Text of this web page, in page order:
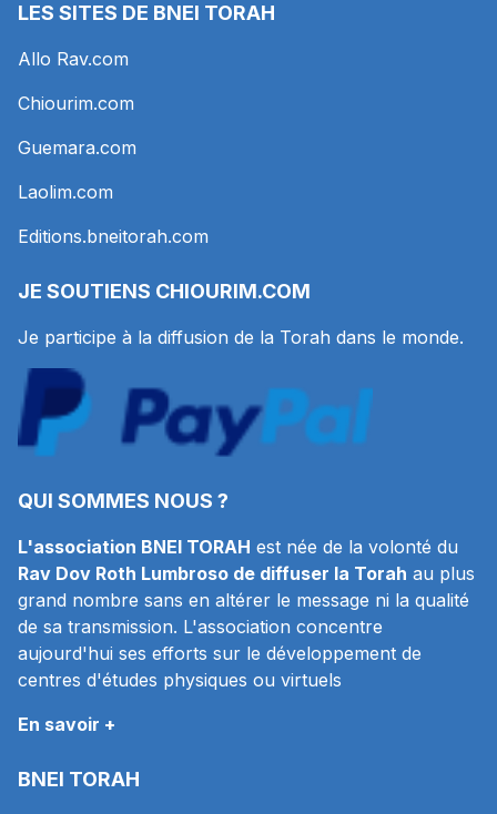
LES SITES DE BNEI TORAH
Allo Rav.com
Chiourim.com
Guemara.com
Laolim.com
Editions.bneitorah.com
JE SOUTIENS CHIOURIM.COM
Je participe à la diffusion de la Torah dans le monde.
QUI SOMMES NOUS ?
L'association BNEI TORAH est née de la volonté du
Rav Dov Roth Lumbroso de diffuser la Torah au plus
grand nombre sans en altérer le message ni la qualité
de sa transmission. L'association concentre
aujourd'hui ses efforts sur le développement de
centres d'études physiques ou virtuels
En savoir +
BNEI TORAH